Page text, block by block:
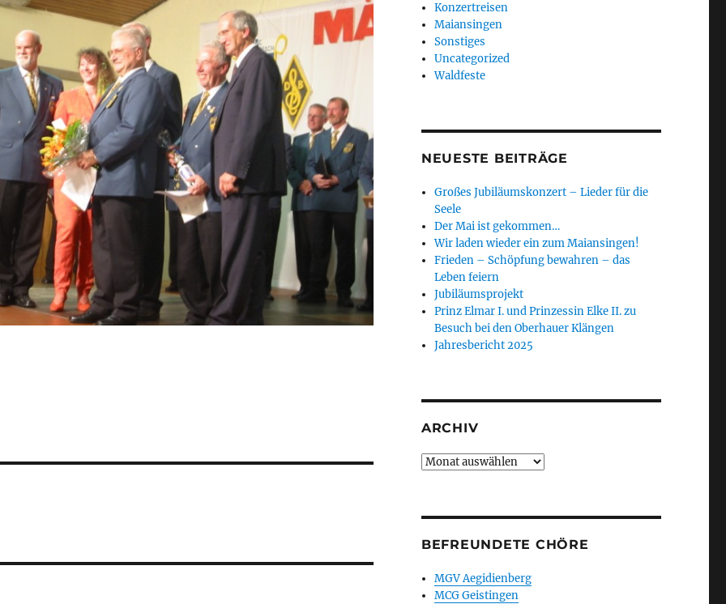
Konzertreisen
Maiansingen
Sonstiges
Uncategorized
Waldfeste
NEUESTE BEITRÄGE
Großes Jubiläumskonzert – Lieder für die
Seele
Der Mai ist gekommen…
Wir laden wieder ein zum Maiansingen!
Frieden – Schöpfung bewahren – das
Leben feiern
Jubiläumsprojekt
Prinz Elmar I. und Prinzessin Elke II. zu
Besuch bei den Oberhauer Klängen
Jahresbericht 2025
ARCHIV
Archiv
BEFREUNDETE CHÖRE
MGV Aegidienberg
MCG Geistingen